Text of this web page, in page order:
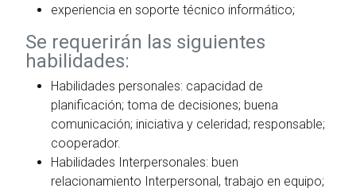
experiencia en soporte técnico informático;
Se requerirán las siguientes
habilidades:
Habilidades personales: capacidad de
planificación; toma de decisiones; buena
comunicación; iniciativa y celeridad; responsable;
cooperador.
Habilidades Interpersonales: buen
relacionamiento Interpersonal, trabajo en equipo;